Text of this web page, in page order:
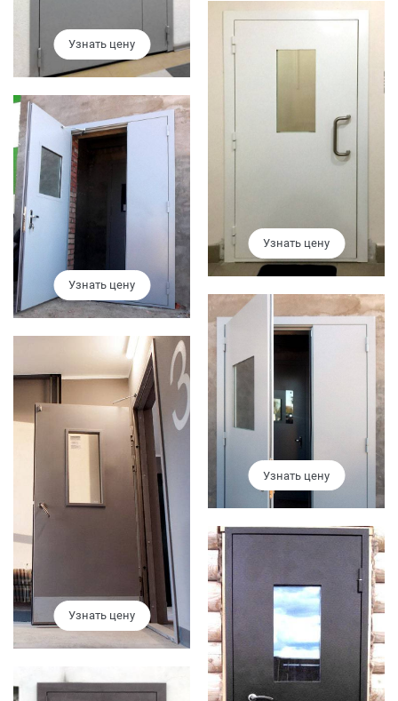
Узнать цену
Узнать цену
Узнать цену
Узнать цену
Узнать цену